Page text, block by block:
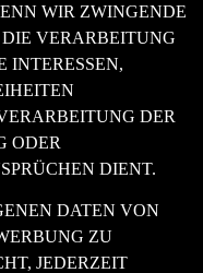
WIR ZWINGENDE
VERARBEITUNG
INTERESSEN,
DER
ODER
DIENT.
DATEN VON
ZU
JEDERZEIT